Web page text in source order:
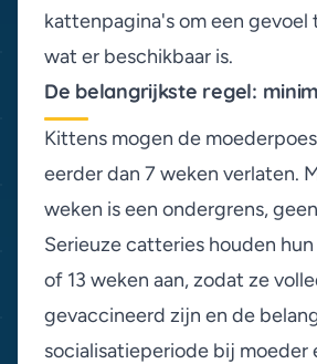
kattenpagina'som een gevoel
wat er beschikbaar is.
De belangrijkste regel:
Kittens mogen de moederpoes
eerder dan 7 weken verlaten.
weken is een ondergrens,
Serieuze catteries houden
of 13 weken aan, zodat ze
gevaccineerd zijn en de
socialisatieperiode bij moeder